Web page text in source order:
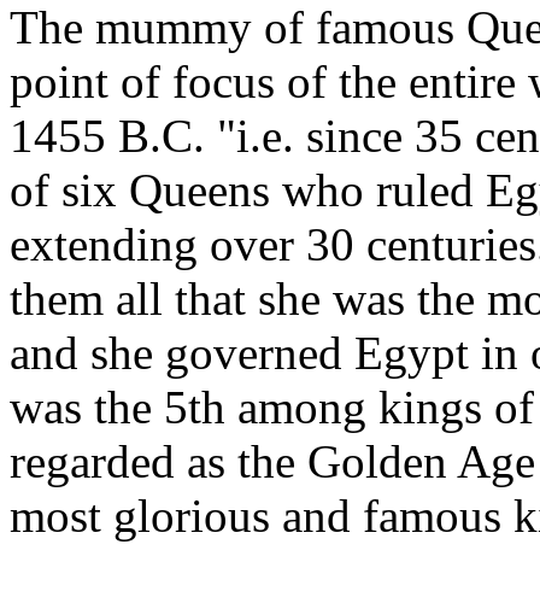
The mummy of famous
point of focus of the entire
1455 B.C. "i.e. since 35
of six Queens who ruled
extending over 30
them all that she was the
and she governed Egypt in
was the 5th among kings
regarded as the Golden
most glorious and famous